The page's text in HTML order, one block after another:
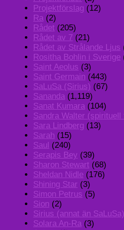
Projektförslag (12)
Ra (2)
Rådet (205)
Rådet av 7 (21)
Rådet av Strålande Ljus
Rositha Bohlin i Sverige
Saint Aeolus (3)
Saint Germain (443)
SaLuSa (Sirius) (67)
Sananda (1,119)
Sanat Kumara (104)
Sandra Walter (spirituell
Sara Lindberg (13)
Sarah (15)
Saul (240)
Serapis Bey (39)
Sharon Stewart (68)
Sheldan Nidle (176)
Shining Star (3)
Simon Petrus (5)
Sion (2)
Sirius (annat än SaLuSa)
Solara An-Ra (3)